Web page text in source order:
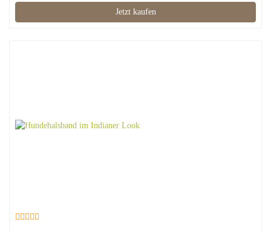
Jetzt kaufen